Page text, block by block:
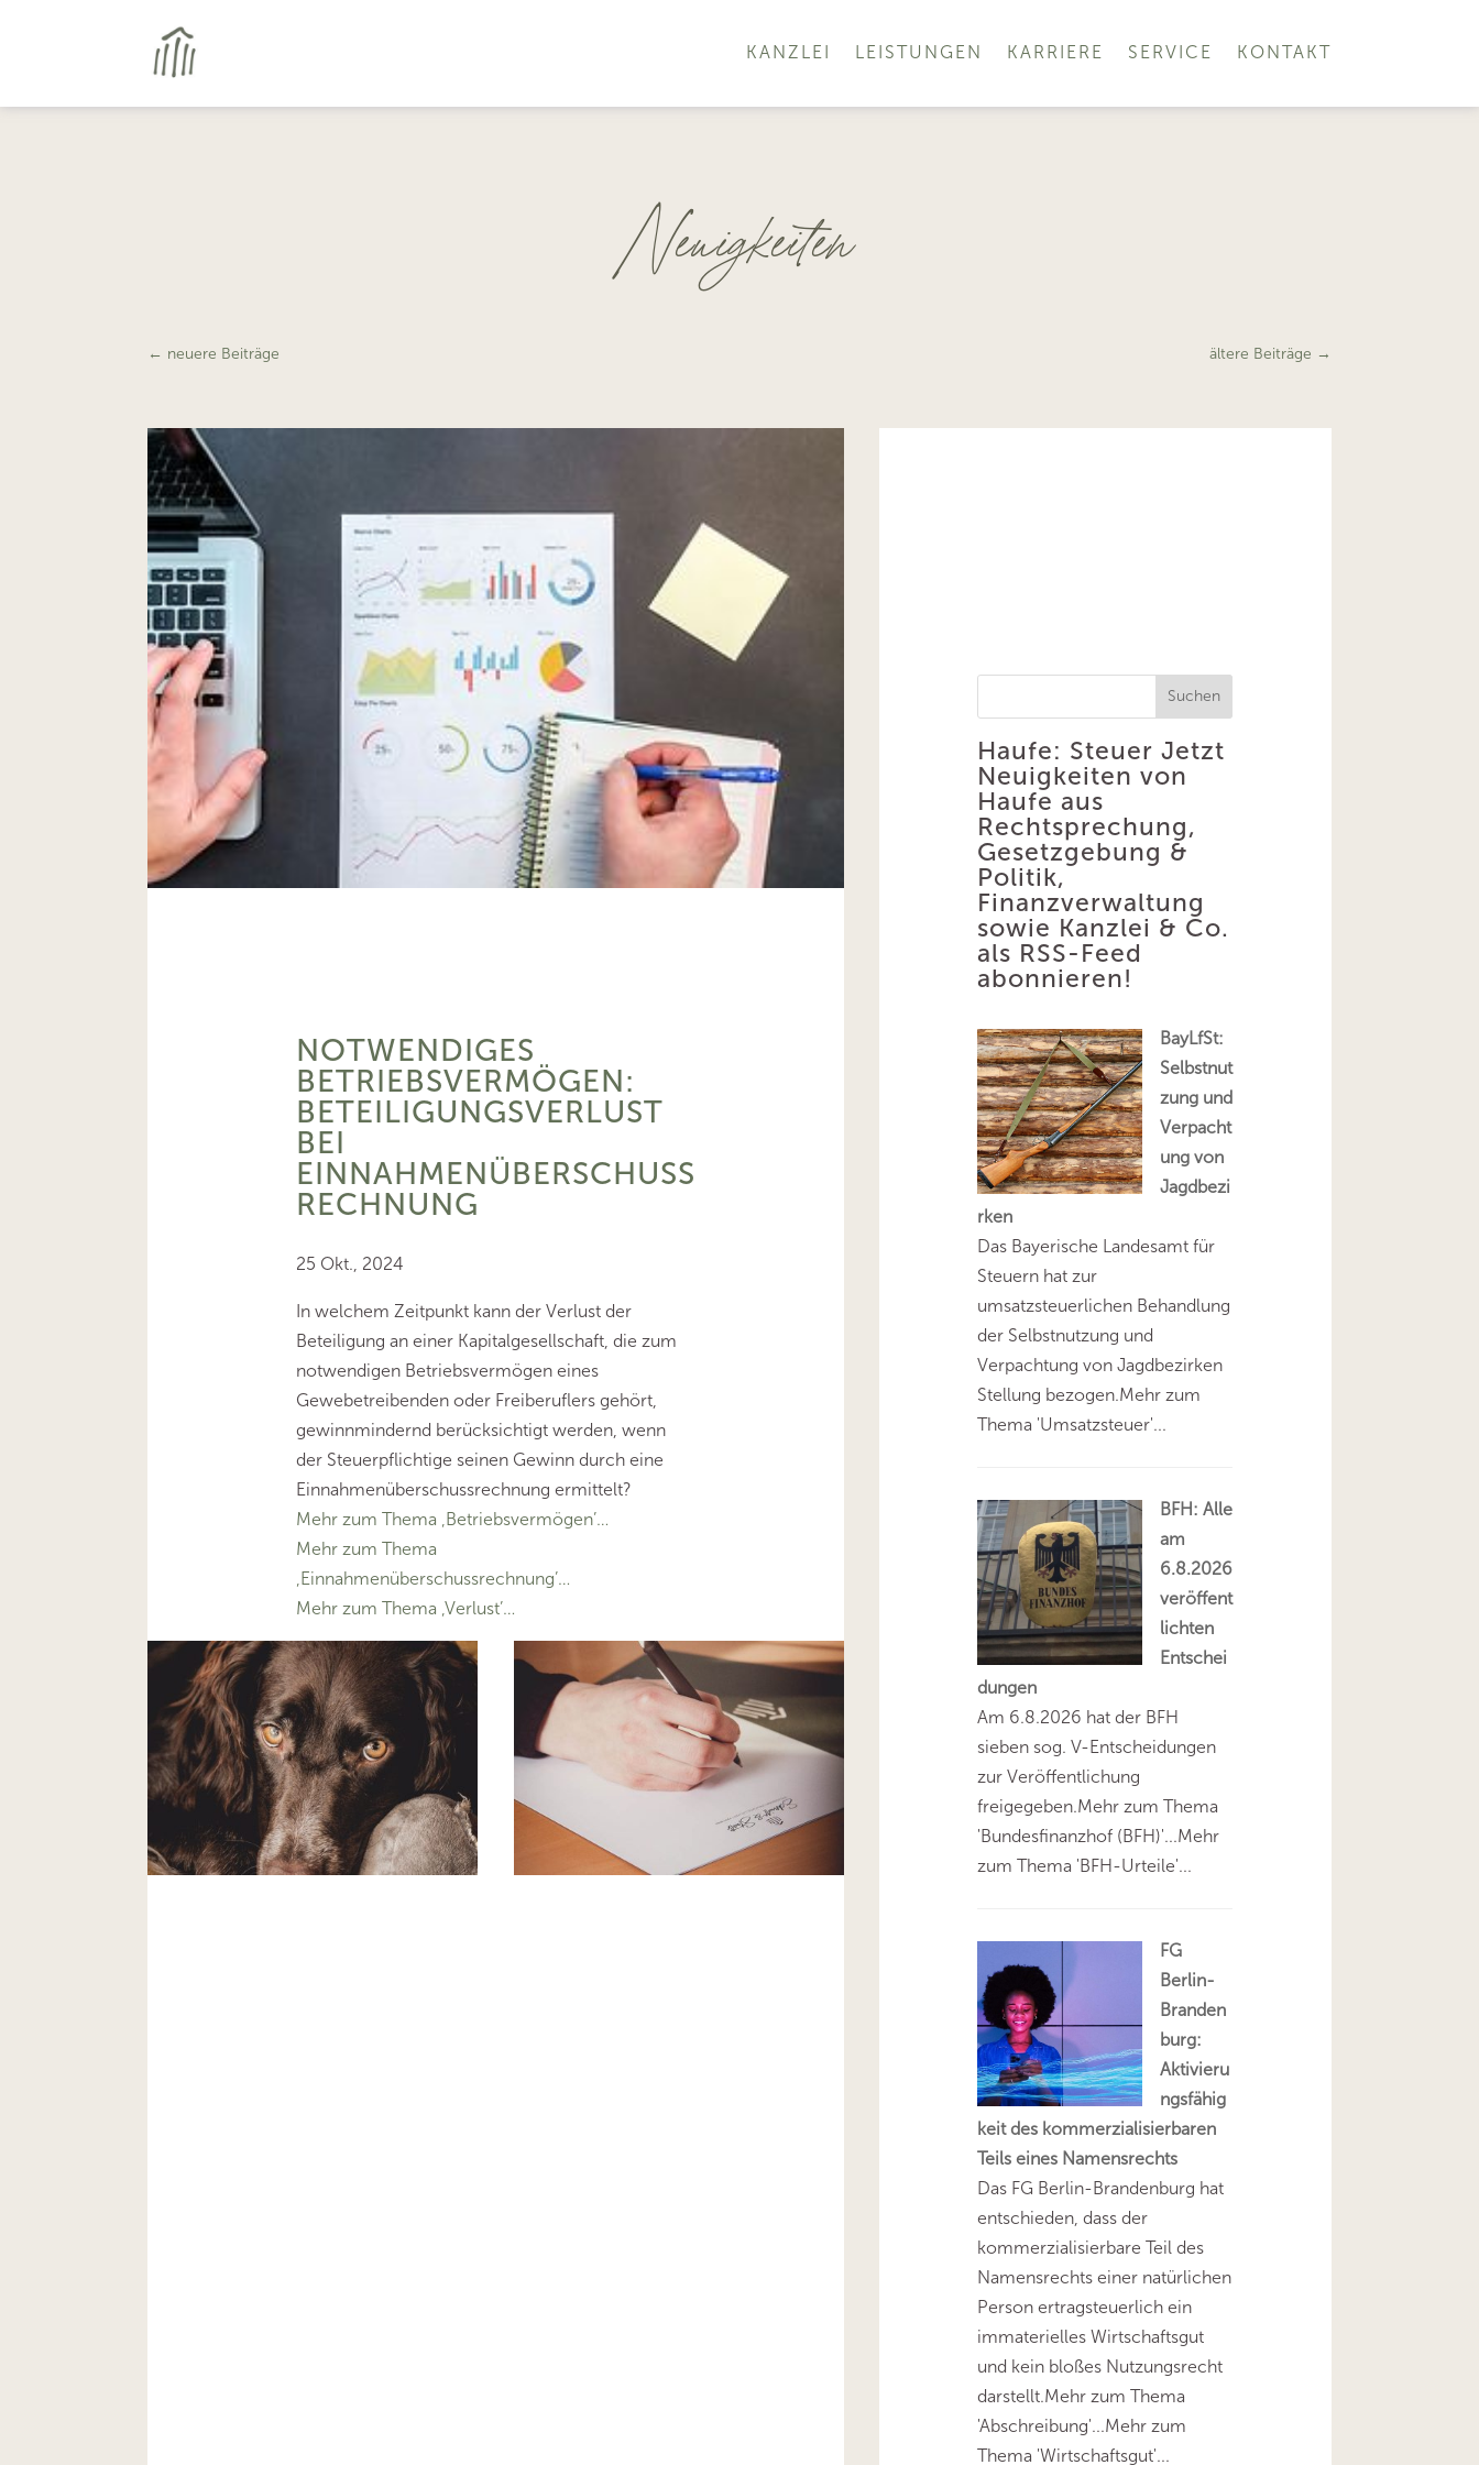
KANZLEI LEISTUNGEN KARRIERE SERVICE KONTAKT
Neuigkeiten
← neuere Beiträge ältere Beiträge →
NOTWENDIGES
BETRIEBSVERMÖGEN:
BETEILIGUNGSVERLUST
BEI
EINNAHMENÜBERSCHUSS
RECHNUNG
25 Okt., 2024
In welchem Zeitpunkt kann der Verlust der
Beteiligung an einer Kapitalgesellschaft, die zum
notwendigen Betriebsvermögen eines
Gewebetreibenden oder Freiberuflers gehört,
gewinnmindernd berücksichtigt werden, wenn
der Steuerpflichtige seinen Gewinn durch eine
Einnahmenüberschussrechnung ermittelt?
Mehr zum Thema ‚Betriebsvermögen’…
Mehr zum Thema
‚Einnahmenüberschussrechnung’…
Mehr zum Thema ‚Verlust’…
Suchen
Haufe: Steuer Jetzt
Neuigkeiten von
Haufe aus
Rechtsprechung,
Gesetzgebung &
Politik,
Finanzverwaltung
sowie Kanzlei & Co.
als RSS-Feed
abonnieren!
BayLfSt:
Selbstnut
zung und
Verpacht
ung von
Jagdbezi
rken
Das Bayerische Landesamt für
Steuern hat zur
umsatzsteuerlichen Behandlung
der Selbstnutzung und
Verpachtung von Jagdbezirken
Stellung bezogen.Mehr zum
Thema 'Umsatzsteuer'...
BFH: Alle
am
6.8.2026
veröffent
lichten
Entschei
dungen
Am 6.8.2026 hat der BFH
sieben sog. V-Entscheidungen
zur Veröffentlichung
freigegeben.Mehr zum Thema
'Bundesfinanzhof (BFH)'...Mehr
zum Thema 'BFH-Urteile'...
FG
Berlin-
Branden
burg:
Aktivieru
ngsfähig
keit des kommerzialisierbaren
Teils eines Namensrechts
Das FG Berlin-Brandenburg hat
entschieden, dass der
kommerzialisierbare Teil des
Namensrechts einer natürlichen
Person ertragsteuerlich ein
immaterielles Wirtschaftsgut
und kein bloßes Nutzungsrecht
darstellt.Mehr zum Thema
'Abschreibung'...Mehr zum
Thema 'Wirtschaftsgut'...